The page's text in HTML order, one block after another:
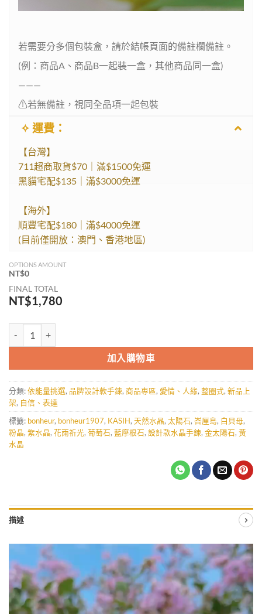
若需要分多個包裝盒，請於結帳頁面的備註欄備註。
(例：商品A、商品B一起裝一盒，其他商品同一盒)
———
⚠︎︎若無備註，視同全品項一起包裝
✧ 運費：
【台灣】
711超商取貨$70｜滿$1500免運
黑貓宅配$135｜滿$3000免運
【海外】
順豐宅配$180｜滿$4000免運
(目前僅開放：澳門、香港地區)
OPTIONS AMOUNT
NT$0
FINAL TOTAL
NT$1,780
加入購物車
分類:依能量挑選, 品牌設計款手鍊, 商品專區, 愛情、人緣, 整圈式, 新品上
架, 自信、表達
標籤: bonheur, bonheur1907, KASIH, 天然水晶, 太陽石, 峇厘島, 白貝母,
粉晶, 紫水晶, 花雨祈光, 葡萄石, 藍摩根石, 設計款水晶手鍊, 金太陽石, 黃
水晶
描述
訊
播
放
器